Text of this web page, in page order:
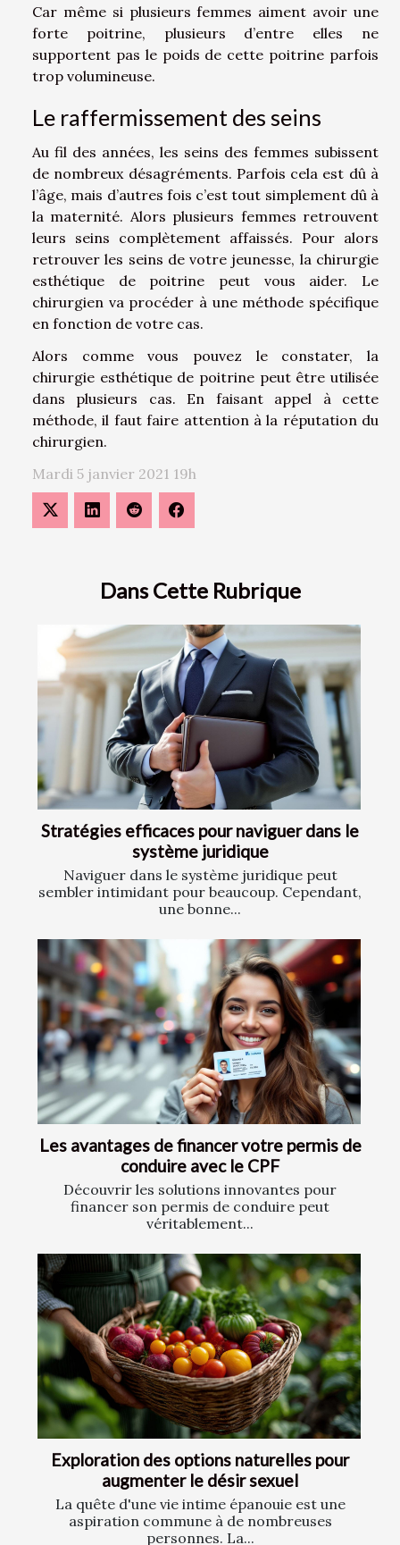
Dans Cette Rubrique
Stratégies efficaces pour naviguer dans le
système juridique
Naviguer dans le système juridique peut
sembler intimidant pour beaucoup. Cependant,
une bonne...
Les avantages de financer votre permis de
conduire avec le CPF
Découvrir les solutions innovantes pour
financer son permis de conduire peut
véritablement...
Exploration des options naturelles pour
augmenter le désir sexuel
La quête d'une vie intime épanouie est une
aspiration commune à de nombreuses
personnes. La...
Car même si plusieurs femmes aiment avoir une
forte poitrine, plusieurs d’entre elles ne
supportent pas le poids de cette poitrine parfois
trop volumineuse.
Le raffermissement des seins
Au fil des années, les seins des femmes subissent
de nombreux désagréments. Parfois cela est dû à
l’âge, mais d’autres fois c’est tout simplement dû à
la maternité. Alors plusieurs femmes retrouvent
leurs seins complètement affaissés. Pour alors
retrouver les seins de votre jeunesse, la chirurgie
esthétique de poitrine peut vous aider. Le
chirurgien va procéder à une méthode spécifique
en fonction de votre cas.
Alors comme vous pouvez le constater, la
chirurgie esthétique de poitrine peut être utilisée
dans plusieurs cas. En faisant appel à cette
méthode, il faut faire attention à la réputation du
chirurgien.
Mardi 5 janvier 2021 19h